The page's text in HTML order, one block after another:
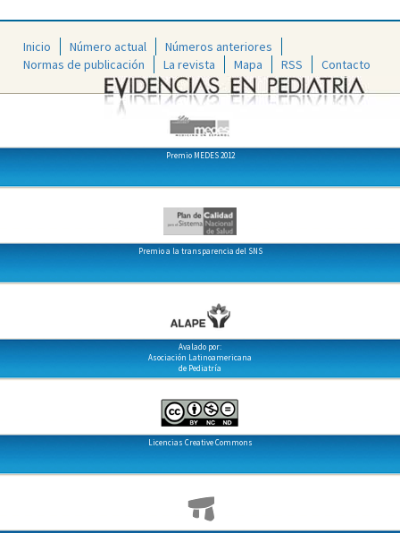
Inicio Número actual
Números anteriores
Normas de publicación
La revista Mapa RSS Contacto
Premio MEDES 2012
Premio a la transparencia del SNS
Avalado por:
Asociación Latinoamericana
de Pediatría
Licencias Creative Commons